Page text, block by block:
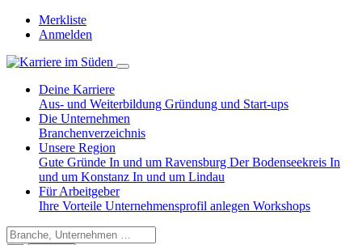
Merkliste
Anmelden
Deine Karriere
Aus- und Weiterbildung Gründung und Start-ups
Die Unternehmen
Branchenverzeichnis
Unsere Region
Gute Gründe In und um Ravensburg Der Bodenseekreis In
und um Konstanz In und um Lindau
Für Arbeitgeber
Ihre Vorteile Unternehmensprofil anlegen Workshops